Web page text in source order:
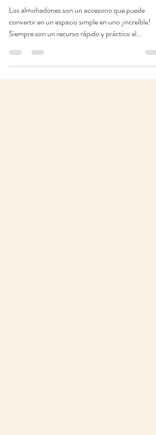
Los almohadones son un accesorio que puede
convertir en un espacio simple en uno ¡increíble!
Siempre son un recurso rápido y práctico al...